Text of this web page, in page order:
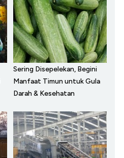
Sering Disepelekan, Begini
Manfaat Timun untuk Gula
Darah & Kesehatan